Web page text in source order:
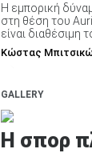
Η εμπορική
στη θέση του
είναι διαθέσιμη
Κώστας
GALLERY
H σπορ